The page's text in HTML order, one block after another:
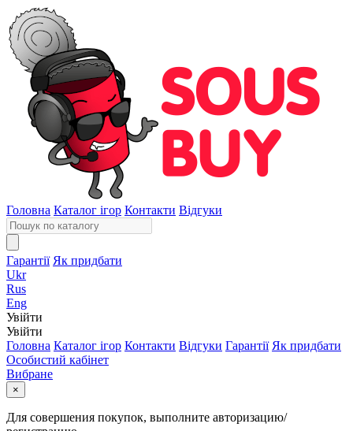
Головна Каталог ігор Контакти Відгуки
Гарантії Як придбати
Ukr
Rus
Eng
Увійти
Увійти
Головна Каталог ігор Контакти Відгуки Гарантії Як придбати
Особистий кабінет
Вибране
×
Для совершения покупок, выполните авторизацию/